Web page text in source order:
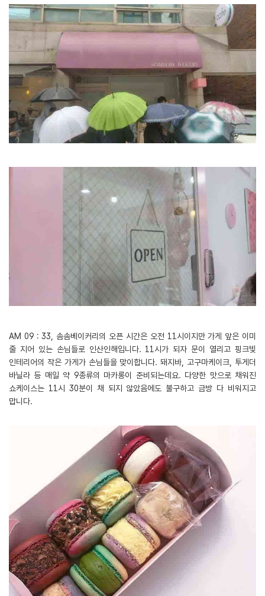
AM 09 : 33, 솜솜베이커리의 오픈 시간은 오전 11시이지만 가게 앞은 이미
줄 지어 있는 손님들로 인산인해입니다. 11시가 되자 문이 열리고 핑크빛
인테리어의 작은 가게가 손님들을 맞이합니다. 돼지바, 고구마케이크, 투게더
바닐라 등 매일 약 9종류의 마카롱이 준비되는데요. 다양한 맛으로 채워진
쇼케이스는 11시 30분이 채 되지 않았음에도 불구하고 금방 다 비워지고
맙니다.